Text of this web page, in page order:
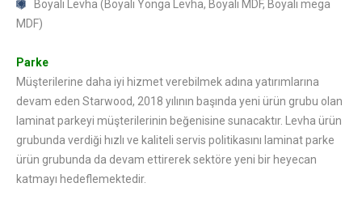
Boyalı Levha (Boyalı Yonga Levha, Boyalı MDF, Boyalı mega
MDF)
Parke
Müşterilerine daha iyi hizmet verebilmek adına yatırımlarına
devam eden Starwood, 2018 yılının başında yeni ürün grubu olan
laminat parkeyi müşterilerinin beğenisine sunacaktır. Levha ürün
grubunda verdiği hızlı ve kaliteli servis politikasını laminat parke
ürün grubunda da devam ettirerek sektöre yeni bir heyecan
katmayı hedeflemektedir.